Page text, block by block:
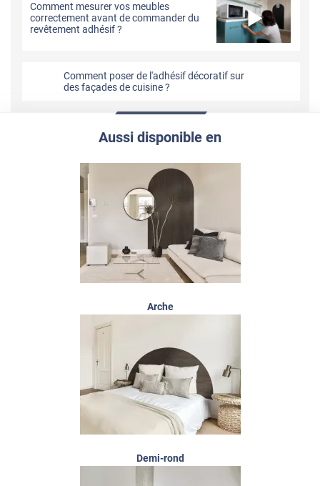
Comment mesurer vos meubles
correctement avant de commander du
revêtement adhésif ?
Comment poser de l'adhésif décoratif sur
des façades de cuisine ?
Aussi disponible en
Arche
Demi-rond